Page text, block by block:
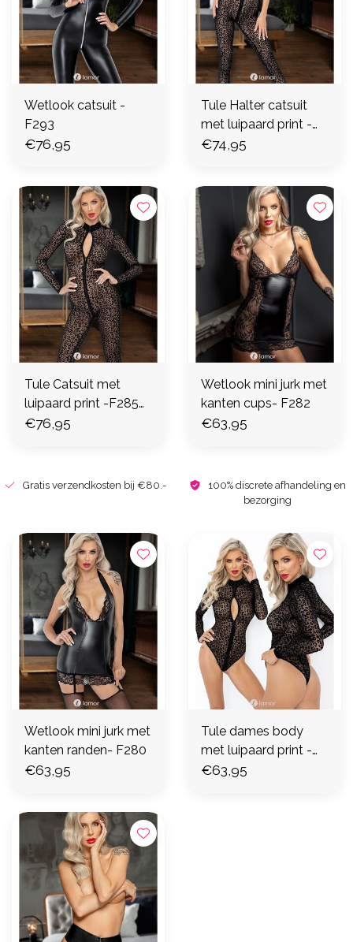
Wetlook catsuit -
F293
€76,95
Tule Halter catsuit
met luipaard print -
F286 (3XL)
€74,95
Tule Catsuit met
luipaard print -F285
(XL)
€76,95
Wetlook mini jurk met
kanten cups- F282
€63,95
Gratis verzendkosten bij €80.-
100% discrete afhandeling en
bezorging
Wetlook mini jurk met
kanten randen- F280
€63,95
Tule dames body
met luipaard print -
F287
€63,95